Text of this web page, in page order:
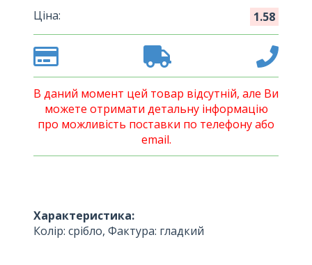
Ціна: 1.58
В даний момент цей товар відсутній, але Ви
можете отримати детальну інформацію
про можливість поставки по телефону або
email.
Характеристика:
Колір: срібло, Фактура: гладкий